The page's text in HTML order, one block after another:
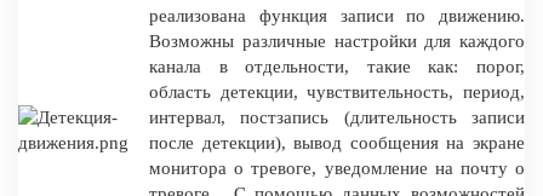
реализована функция записи по движению.
Возможны различные настройки для каждого
канала в отдельности, такие как: порог,
область детекции, чувствительность, период,
интервал, постзапись (длительность записи
после детекции), вывод сообщения на экране
монитора о тревоге, уведомление на почту о